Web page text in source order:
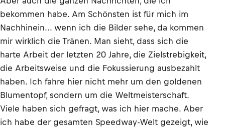
bekommen habe. Am Schönsten ist für mich im
Nachhinein... wenn ich die Bilder sehe, da kommen
mir wirklich die Tränen. Man sieht, dass sich die
harte Arbeit der letzten 20 Jahre, die Zielstrebigkeit,
die Arbeitsweise und die Fokussierung ausbezahlt
haben. Ich fahre hier nicht mehr um den goldenen
Blumentopf, sondern um die Weltmeisterschaft.
Viele haben sich gefragt, was ich hier mache. Aber
ich habe der gesamten Speedway-Welt gezeigt, wie